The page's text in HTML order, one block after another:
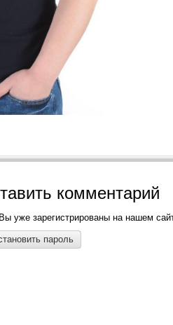
комментарий
уже зарегистрированы на нашем
пароль